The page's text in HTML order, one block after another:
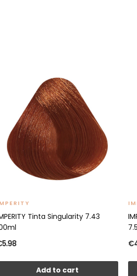
Tinta Singularity 7.43
Add to cart